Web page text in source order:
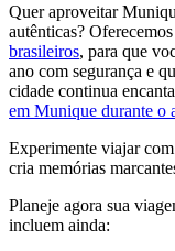
Quer aproveitar
autênticas?
brasileiros, para que
ano com segurança e
cidade continua
em Munique durante o
Experimente viajar
cria memórias
Planeje agora sua
incluem ainda: